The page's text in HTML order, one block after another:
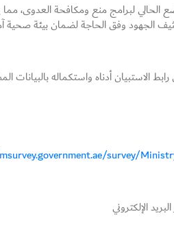
الحالي لبرامج منع ومكافحة العدوى، مما
survey/